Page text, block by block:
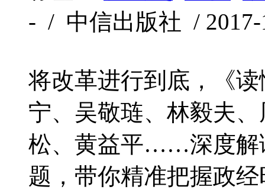
- / 中信出版社 /
将改革进行到底，《
宁、吴敬琏、林毅夫
松、黄益平……深度解
题，带你精准把握政